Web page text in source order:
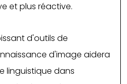
et plus réactive.
d'outils de
d'image aidera
linguistique dans